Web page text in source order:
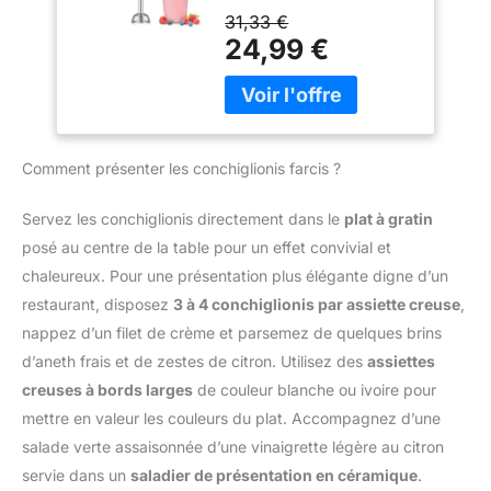
robustes. Elle ne réagira
pas avec les aliments,
elle est sûre et durable.
La maille concave retient
les autres résidus.
ranger】 L’écumoire en
acier inoxydable est
de la rincer à l'eau
savonneuse ou de la
mettre dans le lave-
vaisselle. Passoire
de suspension pratiques,
elle peut être accrochée
au mur après utilisation
pour rester au sec et
mélange lisse et
homogène, avec moins
d’éclaboussures et un
mixage plus rapide
Accessoire polyvalent
inclus : Le mixeur est
livré avec un gobelet
pratique pour mesurer et
ingrédients, simplifiant la
préparation des repas
Contenu de la livraison :
Mixeur plongeant
vitesses et gobelet
doseur
de mixage durable dans
le temps et des résultats
30 % plus rapides* ;
*comparé à notre
PUISSANT : 600 W pour
des performances de
mixage optimales
CONTRÔLER : poignée
ergonomique avec
déclenchement
progressif de deux
la texture de vos
préparations AUCUNE
SALISSURE NI
ÉCLABOUSSURE : un
31,33 €
24,99 €
Comment présenter les conchiglionis farcis ?
Servez les conchiglionis directement dans le plat à gratin
posé au centre de la table pour un effet convivial et
chaleureux. Pour une présentation plus élégante digne d’un
restaurant, disposez 3 à 4 conchiglionis par assiette creuse
nappez d’un filet de crème et parsemez de quelques brins
d’aneth frais et de zestes de citron. Utilisez des assiettes
creuses à bords larges de couleur blanche ou ivoire pour
mettre en valeur les couleurs du plat. Accompagnez d’une
salade verte assaisonnée d’une vinaigrette légère au citron
servie dans un saladier de présentation en céramique.